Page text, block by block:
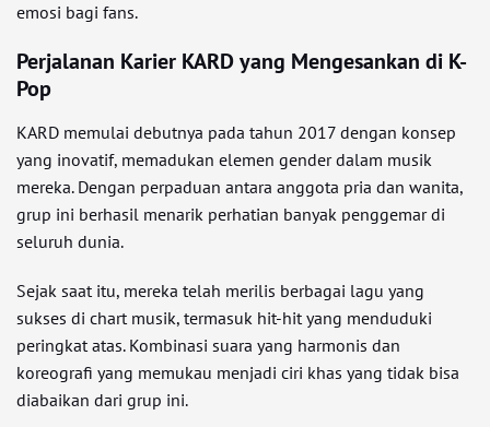
emosi bagi fans.
Perjalanan Karier KARD yang Mengesankan di K-
Pop
KARD memulai debutnya pada tahun 2017 dengan konsep
yang inovatif, memadukan elemen gender dalam musik
mereka. Dengan perpaduan antara anggota pria dan wanita,
grup ini berhasil menarik perhatian banyak penggemar di
seluruh dunia.
Sejak saat itu, mereka telah merilis berbagai lagu yang
sukses di chart musik, termasuk hit-hit yang menduduki
peringkat atas. Kombinasi suara yang harmonis dan
koreografi yang memukau menjadi ciri khas yang tidak bisa
diabaikan dari grup ini.